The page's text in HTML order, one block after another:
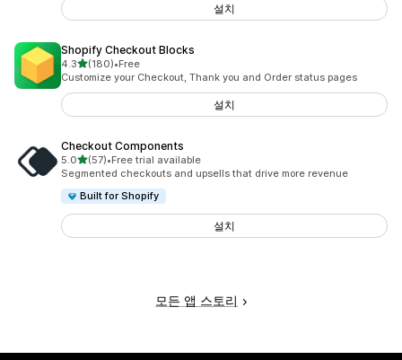
설치
Shopify Checkout Blocks
4.3별 5개 중
(180)
총 리뷰 180개
•Free
Customize your Checkout, Thank you and Order status pages
설치
Checkout Components
5.0별 5개 중
(57)
총 리뷰 57개
•Free trial available
Segmented checkouts and upsells that drive more revenue
Built for Shopify
설치
모든 앱 스토리